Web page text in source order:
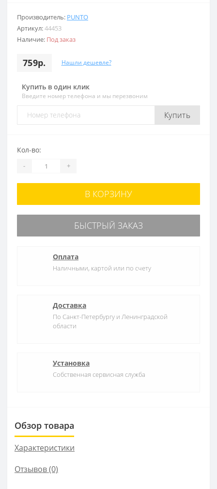
Производитель: PUNTO
Артикул:44453
Наличие: Под заказ
759р. Нашли дешевле?
Купить в один клик
Введите номер телефона и мы перезвоним
Купить
Кол-во:
- +
В КОРЗИНУ
БЫСТРЫЙ ЗАКАЗ
Оплата
Наличными, картой или по счету
Доставка
По Санкт-Петербургу и Ленинградской
области
Установка
Собственная сервисная служба
Обзор товара
Характеристики
Отзывов (0)